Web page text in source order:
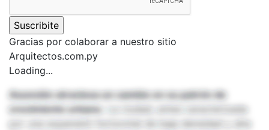
Gracias por colaborar a nuestro sitio
Arquitectos.com.py
Loading...
Asunción atraviesa un cambio en su patrón de
crecimiento urbano.
La ciudad, antes caracterizada
por una expansión horizontal de baja densidad y alta